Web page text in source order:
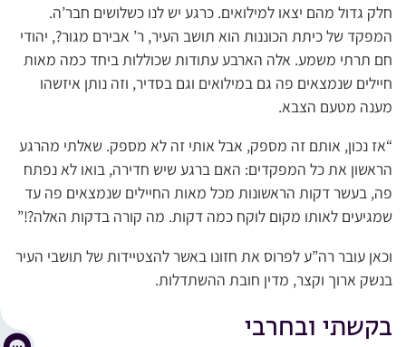
חלק גדול מהם יצאו למילואים. כרגע יש לנו כשלושים חבר’ה.
המפקד של כיתת הכוננות הוא תושב העיר, ר’ אבירם מגור?, יהודי
חם תרתי משמע. אלה הארבע עתודות שכוללות ביחד כמה מאות
חיילים שנמצאים פה גם במילואים וגם בסדיר, וזה נותן איזשהו
מענה מטעם הצבא.
“אז נכון, אותם זה מספק, אבל אותי זה לא מספק. שאלתי מהרגע
הראשון את כל המפקדים: האם ברגע שיש חדירה, בואו לא נפתח
פה, בעשר דקות הראשונות מכל מאות החיילים שנמצאים פה עד
שמגיעים לאותו מקום לוקח כמה דקות. מה קורה בדקות האלה?!”
וכאן עובר רה”ע לפרוס את חזונו באשר להצטיידות של תושבי העיר
בנשק ארוך וקצר, מדין חובת ההשתדלות.
בקשתי ובחרבי